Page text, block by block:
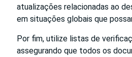
atualizações relacionadas ao
em situações globais que
Por fim, utilize listas de
assegurando que todos os